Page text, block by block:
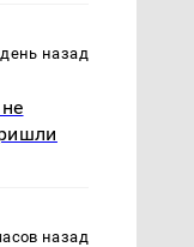
день назад
назад